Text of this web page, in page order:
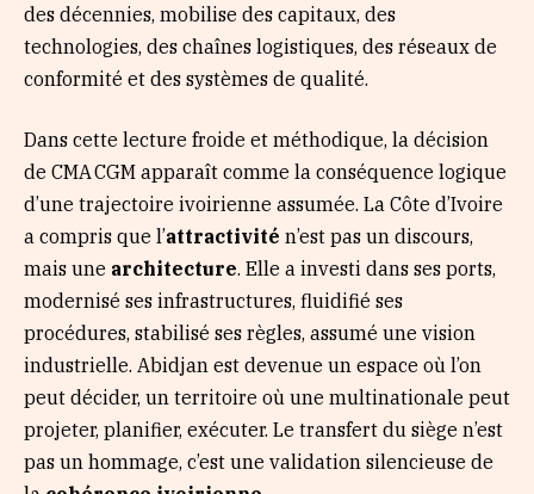
des décennies, mobilise des capitaux, des
technologies, des chaînes logistiques, des réseaux de
conformité et des systèmes de qualité.
Dans cette lecture froide et méthodique, la décision
de CMA CGM apparaît comme la conséquence logique
d’une trajectoire ivoirienne assumée. La Côte d’Ivoire
a compris que l’attractivité n’est pas un discours,
mais une architecture. Elle a investi dans ses ports,
modernisé ses infrastructures, fluidifié ses
procédures, stabilisé ses règles, assumé une vision
industrielle. Abidjan est devenue un espace où l’on
peut décider, un territoire où une multinationale peut
projeter, planifier, exécuter. Le transfert du siège n’est
pas un hommage, c’est une validation silencieuse de